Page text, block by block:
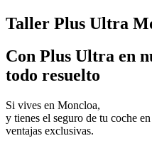
Taller Plus Ultra
Con Plus Ultra en
todo resuelto
Si vives en Moncloa,
y tienes el seguro de tu coche
ventajas exclusivas.